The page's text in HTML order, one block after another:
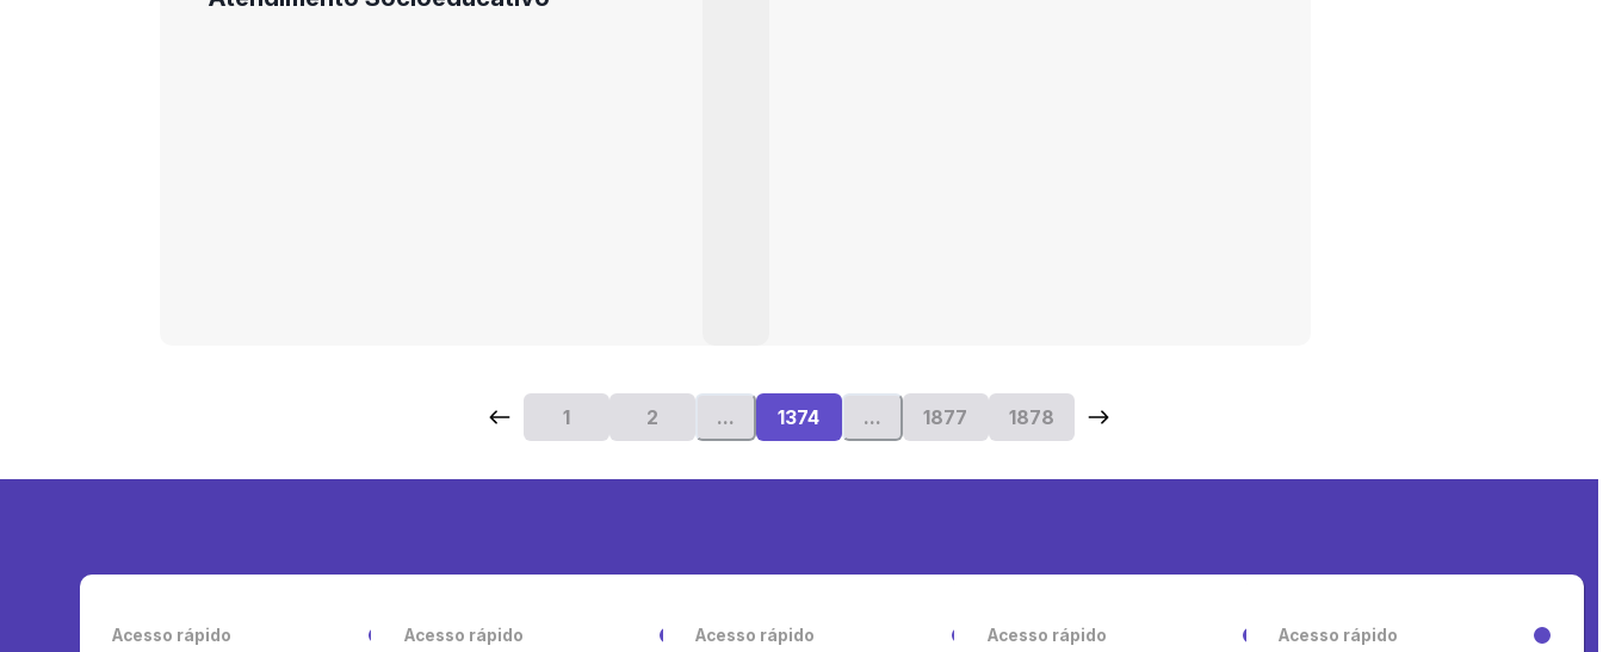
1 2 ... 1374 ... 1877 1878
Acesso rápido Acesso rápido Acesso rápido Acesso rápido Acesso rápido